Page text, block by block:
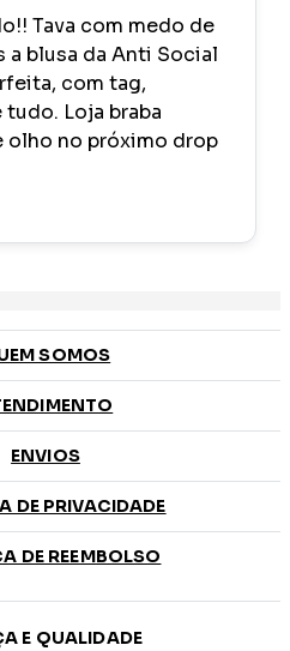
Tava com medo de
a blusa da Anti Social
com tag,
Loja braba
olho no próximo drop
SOMOS
ENVIOS
DE PRIVACIDADE
DE REEMBOLSO
E QUALIDADE